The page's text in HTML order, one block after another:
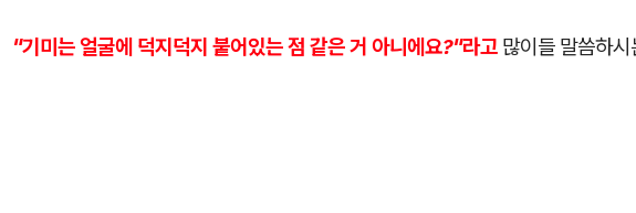
"기미는 얼굴에 덕지덕지 붙어있는 점 같은 거 아니에요?"라고 많이들 말씀하시